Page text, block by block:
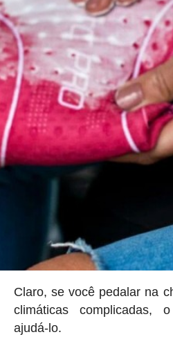
Claro, se você pedalar na
climáticas complicadas,
ajudá-lo.